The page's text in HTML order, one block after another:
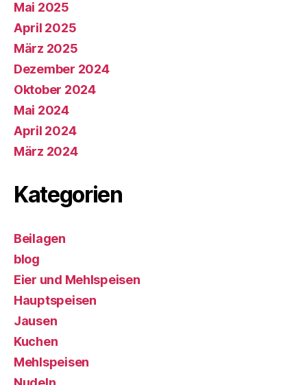
Mai 2025
April 2025
März 2025
Dezember 2024
Oktober 2024
Mai 2024
April 2024
März 2024
Kategorien
Beilagen
blog
Eier und Mehlspeisen
Hauptspeisen
Jausen
Kuchen
Mehlspeisen